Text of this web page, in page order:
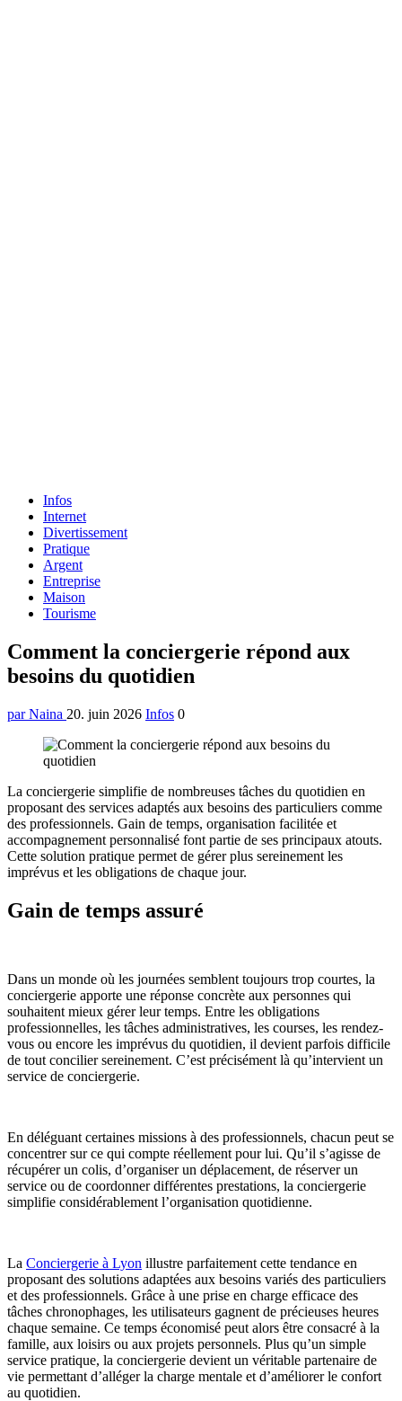
Formulaire
recherche
Infos
Internet
Divertissement
Pratique
Argent
Entreprise
Maison
Tourisme
Menu
Comment la conciergerie répond aux
besoins du quotidien
par Naina 20. juin 2026 Infos 0
La conciergerie simplifie de nombreuses tâches du quotidien en
proposant des services adaptés aux besoins des particuliers comme
des professionnels. Gain de temps, organisation facilitée et
accompagnement personnalisé font partie de ses principaux atouts.
Cette solution pratique permet de gérer plus sereinement les
imprévus et les obligations de chaque jour.
Gain de temps assuré
Dans un monde où les journées semblent toujours trop courtes, la
conciergerie apporte une réponse concrète aux personnes qui
souhaitent mieux gérer leur temps. Entre les obligations
professionnelles, les tâches administratives, les courses, les rendez-
vous ou encore les imprévus du quotidien, il devient parfois difficile
de tout concilier sereinement. C’est précisément là qu’intervient un
service de conciergerie.
En déléguant certaines missions à des professionnels, chacun peut se
concentrer sur ce qui compte réellement pour lui. Qu’il s’agisse de
récupérer un colis, d’organiser un déplacement, de réserver un
service ou de coordonner différentes prestations, la conciergerie
simplifie considérablement l’organisation quotidienne.
La Conciergerie à Lyon illustre parfaitement cette tendance en
proposant des solutions adaptées aux besoins variés des particuliers
et des professionnels. Grâce à une prise en charge efficace des
tâches chronophages, les utilisateurs gagnent de précieuses heures
chaque semaine. Ce temps économisé peut alors être consacré à la
famille, aux loisirs ou aux projets personnels. Plus qu’un simple
service pratique, la conciergerie devient un véritable partenaire de
vie permettant d’alléger la charge mentale et d’améliorer le confort
au quotidien.